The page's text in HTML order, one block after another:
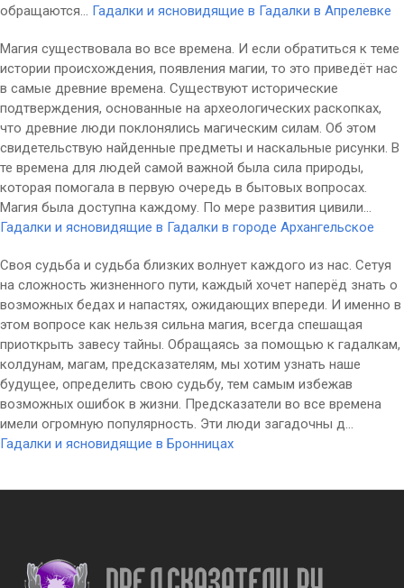
обращаются... Гадалки и ясновидящие в Гадалки в Апрелевке
Магия существовала во все времена. И если обратиться к теме
истории происхождения, появления магии, то это приведёт нас
в самые древние времена. Существуют исторические
подтверждения, основанные на археологических раскопках,
что древние люди поклонялись магическим силам. Об этом
свидетельствую найденные предметы и наскальные рисунки. В
те времена для людей самой важной была сила природы,
которая помогала в первую очередь в бытовых вопросах.
Магия была доступна каждому. По мере развития цивили...
Гадалки и ясновидящие в Гадалки в городе Архангельское
Своя судьба и судьба близких волнует каждого из нас. Сетуя
на сложность жизненного пути, каждый хочет наперёд знать о
возможных бедах и напастях, ожидающих впереди. И именно в
этом вопросе как нельзя сильна магия, всегда спешащая
приоткрыть завесу тайны. Обращаясь за помощью к гадалкам,
колдунам, магам, предсказателям, мы хотим узнать наше
будущее, определить свою судьбу, тем самым избежав
возможных ошибок в жизни. Предсказатели во все времена
имели огромную популярность. Эти люди загадочны д...
Гадалки и ясновидящие в Бронницах